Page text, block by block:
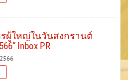
ผู้ใหญ่ในวันสงกรานต์
Inbox PR